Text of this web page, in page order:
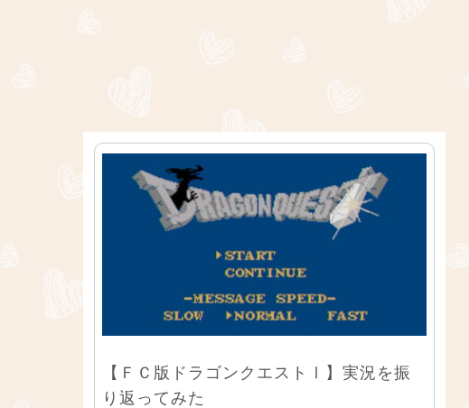
【ＦＣ版ドラゴンクエストⅠ】実況を振
り返ってみた